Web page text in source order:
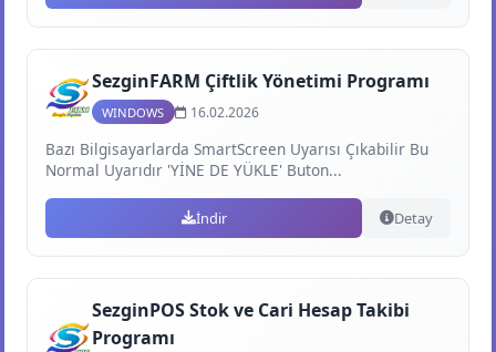
SezginFARM Çiftlik Yönetimi Programı
WINDOWS 16.02.2026
Bazı Bilgisayarlarda SmartScreen Uyarısı Çıkabilir Bu
Normal Uyarıdır 'YİNE DE YÜKLE' Buton...
İndir Detay
SezginPOS Stok ve Cari Hesap Takibi
Programı